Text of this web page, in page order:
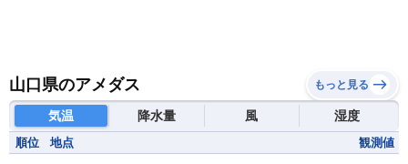
山口県のアメダス もっと見る
気温 降水量 風 湿度
順位 地点 観測値